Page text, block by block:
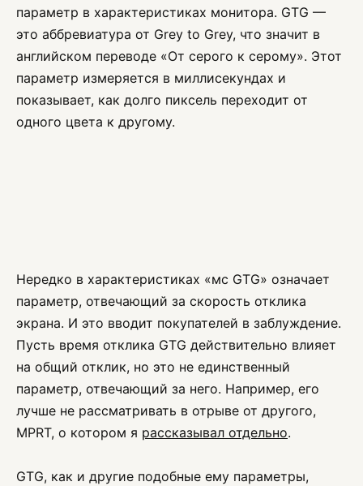
параметр в характеристиках монитора. GTG —
это аббревиатура от Grey to Grey, что значит в
английском переводе «От серого к серому». Этот
параметр измеряется в миллисекундах и
показывает, как долго пиксель переходит от
одного цвета к другому.
Нередко в характеристиках «мс GTG» означает
параметр, отвечающий за скорость отклика
экрана. И это вводит покупателей в заблуждение.
Пусть время отклика GTG действительно влияет
на общий отклик, но это не единственный
параметр, отвечающий за него. Например, его
лучше не рассматривать в отрыве от другого,
MPRT, о котором я рассказывал отдельно.
GTG, как и другие подобные ему параметры,